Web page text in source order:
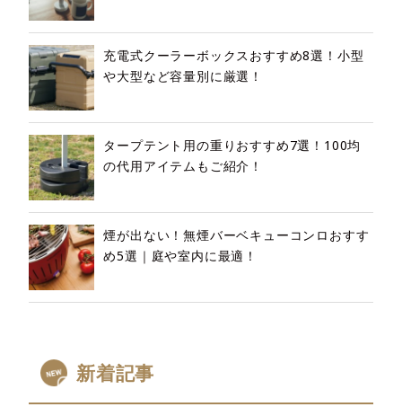
充電式クーラーボックスおすすめ8選！小型
や大型など容量別に厳選！
タープテント用の重りおすすめ7選！100均
の代用アイテムもご紹介！
煙が出ない！無煙バーベキューコンロおすす
め5選｜庭や室内に最適！
新着記事